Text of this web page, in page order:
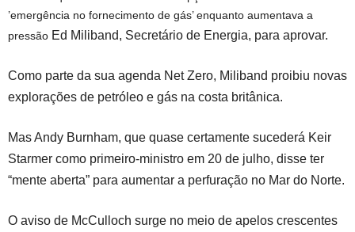
’emergência no fornecimento de gás’ enquanto aumentava a
pressão Ed Miliband, Secretário de Energia, para aprovar.
Como parte da sua agenda Net Zero, Miliband proibiu novas
explorações de petróleo e gás na costa britânica.
Mas Andy Burnham, que quase certamente sucederá Keir
Starmer como primeiro-ministro em 20 de julho, disse ter
“mente aberta” para aumentar a perfuração no Mar do Norte.
O aviso de McCulloch surge no meio de apelos crescentes